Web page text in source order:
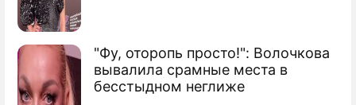
"Фу, оторопь просто!": Волочкова
вывалила срамные места в
бесстыдном неглиже